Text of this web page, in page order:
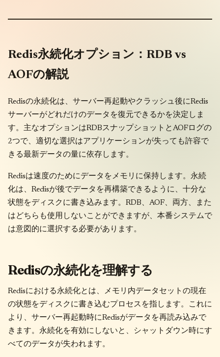
Redis永続化オプション：RDB vs
AOFの解説
Redisの永続化は、サーバー再起動やクラッシュ後にRedis
サーバーがどれだけのデータを復元できるかを決定しま
す。主なオプションはRDBスナップショットとAOFログの
2つで、適切な選択はアプリケーションが失っても許容で
きる最新データの量に依存します。
Redisは速度のためにデータをメモリに保持します。永続
化は、Redisが後でデータを再構築できるように、十分な
状態をディスクに書き込みます。RDB、AOF、両方、また
はどちらも使用しないことができますが、本番システムで
は意図的に選択する必要があります。
Redisの永続化を理解する
Redisにおける永続化とは、メモリ内データセットの現在
の状態をディスクに書き込むプロセスを指します。これに
より、サーバー再起動時にRedisがデータを再読み込みで
きます。永続化を有効にしないと、シャットダウン時にす
べてのデータが失われます。